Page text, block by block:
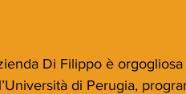
Di Filippo è
di Perugia,